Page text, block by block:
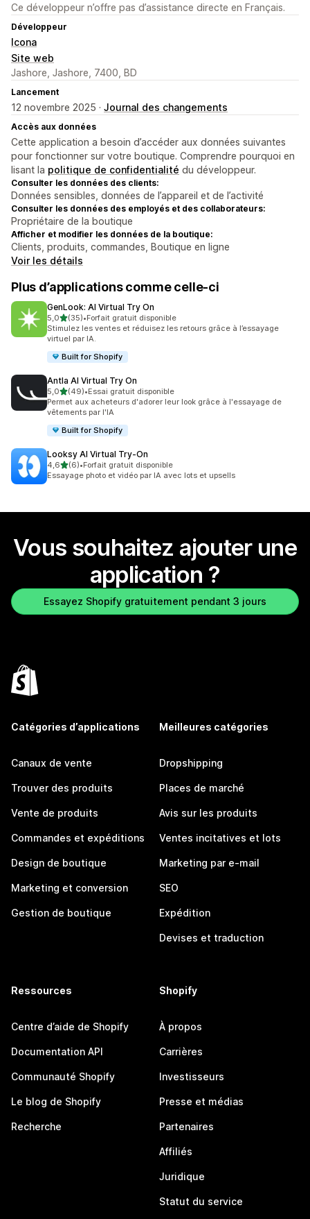
Ce développeur n’offre pas d’assistance directe en Français.
Développeur
Icona
Site web
Jashore, Jashore, 7400, BD
Lancement
12 novembre 2025 · Journal des changements
Accès aux données
Cette application a besoin d’accéder aux données suivantes
pour fonctionner sur votre boutique. Comprendre pourquoi en
lisant la politique de confidentialité du développeur.
Consulter les données des clients:
Données sensibles, données de l’appareil et de l’activité
Consulter les données des employés et des collaborateurs:
Propriétaire de la boutique
Afficher et modifier les données de la boutique:
Clients, produits, commandes, Boutique en ligne
Voir les détails
Plus d’applications comme celle-ci
GenLook: AI Virtual Try On
5,0étoile(s) sur 5
(35)
35 avis au total
•Forfait gratuit disponible
Stimulez les ventes et réduisez les retours grâce à l’essayage
virtuel par IA.
Built for Shopify
Antla AI Virtual Try On
5,0étoile(s) sur 5
(49)
49 avis au total
•Essai gratuit disponible
Permet aux acheteurs d'adorer leur look grâce à l'essayage de
vêtements par l'IA
Built for Shopify
Looksy AI Virtual Try‑On
4,6étoile(s) sur 5
(6)
6 avis au total
•Forfait gratuit disponible
Essayage photo et vidéo par IA avec lots et upsells
Vous souhaitez ajouter une
application ?
Essayez Shopify gratuitement pendant 3 jours
Catégories d’applications
Canaux de vente
Trouver des produits
Vente de produits
Commandes et expéditions
Design de boutique
Marketing et conversion
Gestion de boutique
Meilleures catégories
Dropshipping
Places de marché
Avis sur les produits
Ventes incitatives et lots
Marketing par e-mail
SEO
Expédition
Devises et traduction
Ressources
Centre d’aide de Shopify
Documentation API
Communauté Shopify
Le blog de Shopify
Recherche
Shopify
À propos
Carrières
Investisseurs
Presse et médias
Partenaires
Affiliés
Juridique
Statut du service